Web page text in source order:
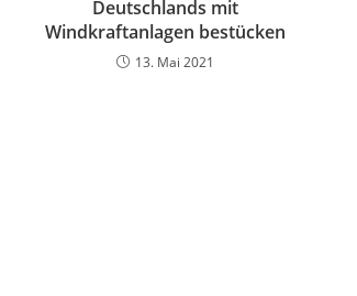
Deutschlands mit
Windkraftanlagen bestücken
13. Mai 2021